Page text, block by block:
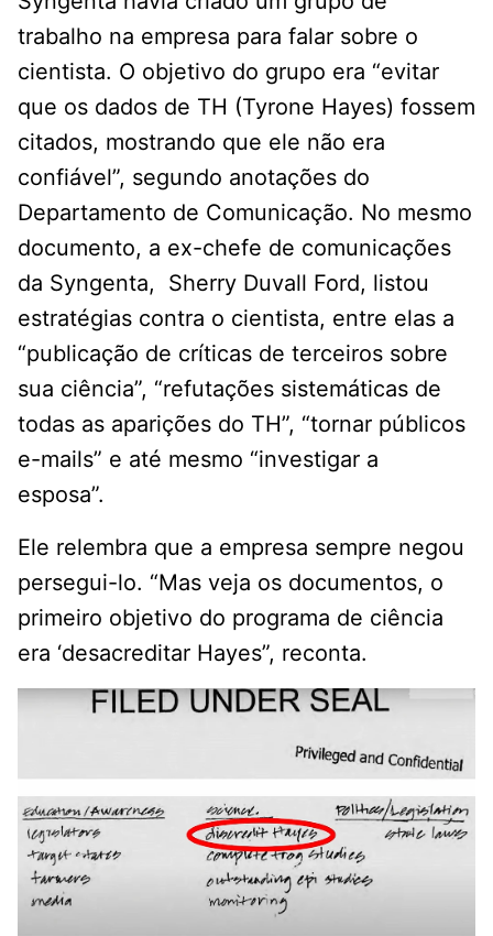
trabalho na empresa para falar sobre o
cientista. O objetivo do grupo era “evitar
que os dados de TH (Tyrone Hayes) fossem
citados, mostrando que ele não era
confiável”, segundo anotações do
Departamento de Comunicação. No mesmo
documento, a ex-chefe de comunicações
da Syngenta, Sherry Duvall Ford, listou
estratégias contra o cientista, entre elas a
“publicação de críticas de terceiros sobre
sua ciência”, “refutações sistemáticas de
todas as aparições do TH”, “tornar públicos
e-mails” e até mesmo “investigar a
esposa”.
Ele relembra que a empresa sempre negou
persegui-lo. “Mas veja os documentos, o
primeiro objetivo do programa de ciência
era ‘desacreditar Hayes”, reconta.